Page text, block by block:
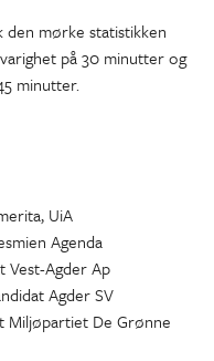
mørke statistikken
på 30 minutter og
minutter.
UiA
Agenda
Vest-Agder Ap
Agder SV
Miljøpartiet De Grønne